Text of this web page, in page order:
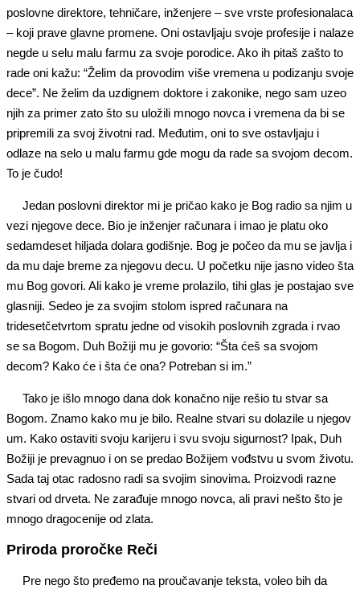
poslovne direktore, tehničare, inženjere – sve vrste profesionalaca
– koji prave glavne promene. Oni ostavljaju svoje profesije i nalaze
negde u selu malu farmu za svoje porodice. Ako ih pitaš zašto to
rade oni kažu: “Želim da provodim više vremena u podizanju svoje
dece”. Ne želim da uzdignem doktore i zakonike, nego sam uzeo
njih za primer zato što su uložili mnogo novca i vremena da bi se
pripremili za svoj životni rad. Međutim, oni to sve ostavljaju i
odlaze na selo u malu farmu gde mogu da rade sa svojom decom.
To je čudo!
Jedan poslovni direktor mi je pričao kako je Bog radio sa njim u
vezi njegove dece. Bio je inženjer računara i imao je platu oko
sedamdeset hiljada dolara godišnje. Bog je počeo da mu se javlja i
da mu daje breme za njegovu decu. U početku nije jasno video šta
mu Bog govori. Ali kako je vreme prolazilo, tihi glas je postajao sve
glasniji. Sedeo je za svojim stolom ispred računara na
tridesetčetvrtom spratu jedne od visokih poslovnih zgrada i rvao
se sa Bogom. Duh Božiji mu je govorio: “Šta ćeš sa svojom
decom? Kako će i šta će ona? Potreban si im.”
Tako je išlo mnogo dana dok konačno nije rešio tu stvar sa
Bogom. Znamo kako mu je bilo. Realne stvari su dolazile u njegov
um. Kako ostaviti svoju karijeru i svu svoju sigurnost? Ipak, Duh
Božiji je prevagnuo i on se predao Božijem vođstvu u svom životu.
Sada taj otac radosno radi sa svojim sinovima. Proizvodi razne
stvari od drveta. Ne zarađuje mnogo novca, ali pravi nešto što je
mnogo dragocenije od zlata.
Priroda proročke Reči
Pre nego što pređemo na proučavanje teksta, voleo bih da